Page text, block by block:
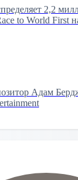
2,2
to World First
Адам